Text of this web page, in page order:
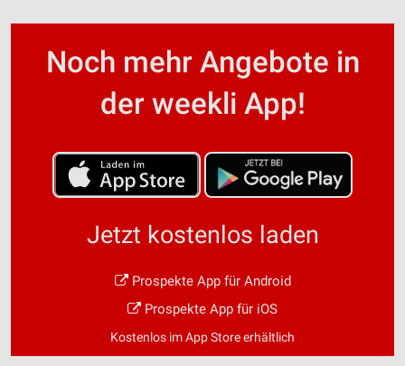
Noch mehr Angebote in
der weekli App!
Jetzt kostenlos laden
Prospekte App für Android
Prospekte App für iOS
Kostenlos im App Store erhältlich